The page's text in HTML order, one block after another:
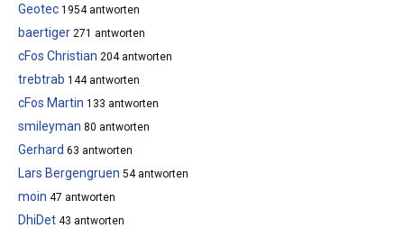
Geotec 1954 antworten
baertiger 271 antworten
cFos Christian 204 antworten
trebtrab 144 antworten
cFos Martin 133 antworten
smileyman 80 antworten
Gerhard 63 antworten
Lars Bergengruen 54 antworten
moin 47 antworten
DhiDet 43 antworten